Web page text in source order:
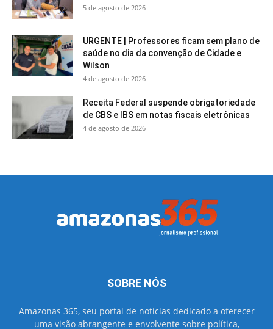
5 de agosto de 2026
URGENTE | Professores ficam sem plano de
saúde no dia da convenção de Cidade e
Wilson
4 de agosto de 2026
Receita Federal suspende obrigatoriedade
de CBS e IBS em notas fiscais eletrônicas
4 de agosto de 2026
SOBRE NÓS
Amazonas 365, seu portal de notícias dedicado a oferecer
uma visão abrangente e envolvente sobre política,